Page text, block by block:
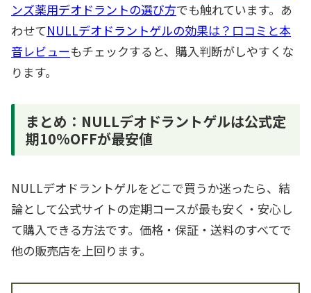
ンズ薬用デオドラントの選び方でも触れています。あ
わせてNULLデオドラントゲルの効果は？口コミと本
音レビューもチェックすると、購入判断がしやすくな
ります。
まとめ：NULLデオドラントゲルは公式定
期10%OFFが最安値
NULLデオドラントゲルをどこで買うか迷ったら、結
論として公式サイトの定期コースが最も安く・安心し
て購入できる方法です。価格・保証・送料のすべてで
他の販売店を上回ります。